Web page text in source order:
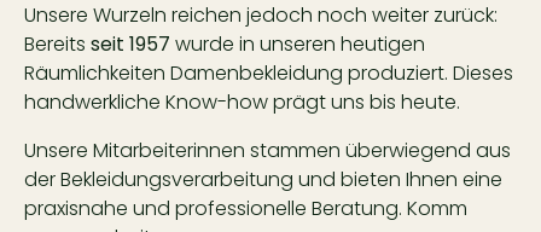
Unsere Wurzeln reichen jedoch noch weiter zurück:
Bereits seit 1957 wurde in unseren heutigen
Räumlichkeiten Damenbekleidung produziert. Dieses
handwerkliche Know-how prägt uns bis heute.
Unsere Mitarbeiterinnen stammen überwiegend aus
der Bekleidungsverarbeitung und bieten Ihnen eine
praxisnahe und professionelle Beratung. Komm